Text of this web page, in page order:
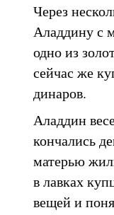
Через
Аладдину с
одно из
сейчас же
динаров.
Аладдин
кончались
матерью
в лавках
вещей и